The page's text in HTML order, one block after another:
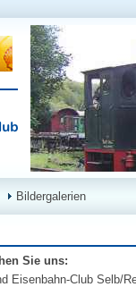
Bildergalerien
Sie uns:
Eisenbahn-Club Selb/